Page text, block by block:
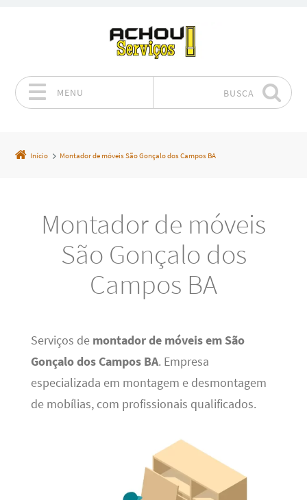
MENU BUSCA
Início Montador de móveis São Gonçalo dos Campos BA
Montador de móveis
São Gonçalo dos
Campos BA
Serviços de montador de móveis em São
Gonçalo dos Campos BA. Empresa
especializada em montagem e desmontagem
de mobílias, com profissionais qualificados.